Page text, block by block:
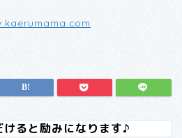
けると励みになります♪